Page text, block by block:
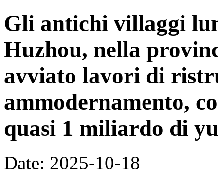
Gli antichi villaggi
Huzhou, nella
avviato lavori di
ammodernamento,
quasi 1 miliardo di
Date: 2025-10-18